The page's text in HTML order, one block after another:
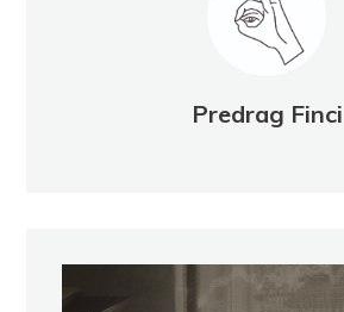
Predrag Finci